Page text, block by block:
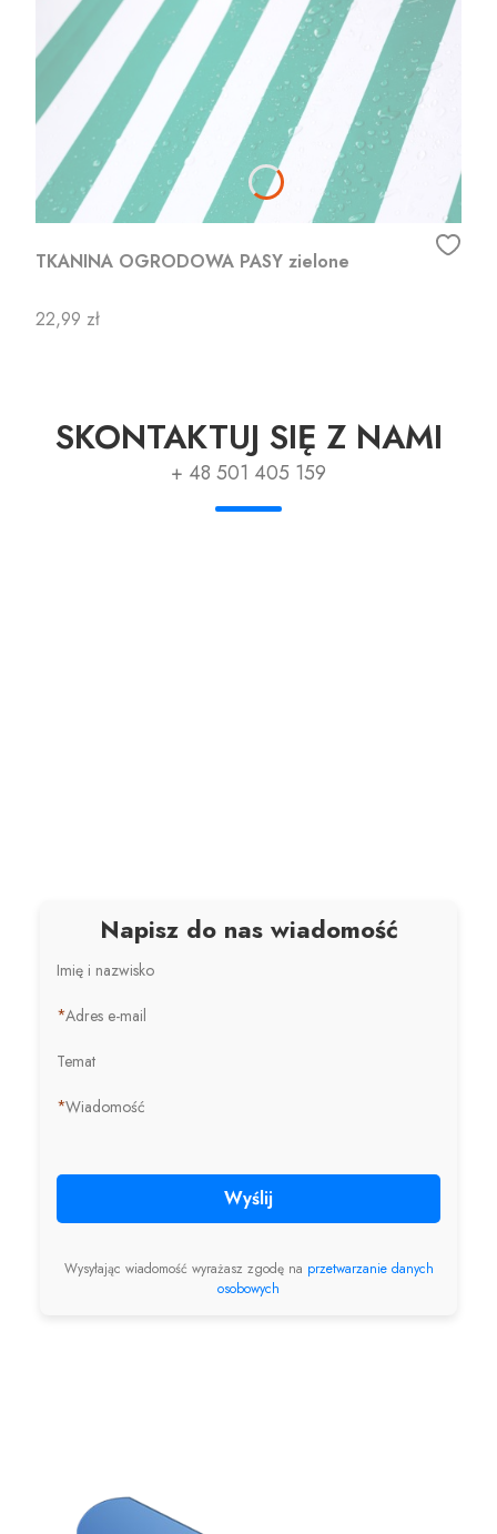
TKANINA OGRODOWA PASY zielone
Cena
22,99 zł
SKONTAKTUJ SIĘ Z NAMI
+ 48 501 405 159
Napisz do nas wiadomość
Imię i nazwisko
*Adres e-mail
Temat
*Wiadomość
Wyślij
Wysyłając wiadomość wyrażasz zgodę na przetwarzanie danych
osobowych